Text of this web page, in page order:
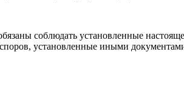
соблюдать установленные
установленные иными